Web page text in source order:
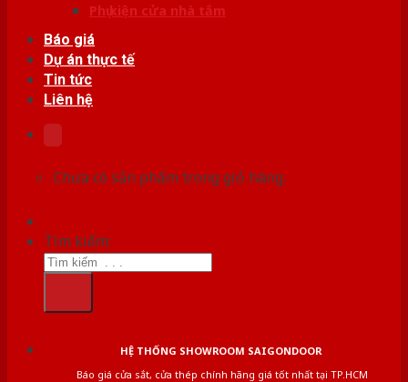
Phụ kiện cửa nhà tắm
Báo giá
Dự án thực tế
Tin tức
Liên hệ
Chưa có sản phẩm trong giỏ hàng.
Tìm kiếm:
HỆ THỐNG SHOWROOM SAIGONDOOR
Báo giá cửa sắt, cửa thép chính hãng giá tốt nhất tại TP.HCM